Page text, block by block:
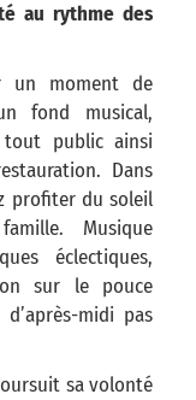
au rythme des
un moment de
fond musical,
tout public ainsi
Dans
profiter du soleil
Musique
éclectiques,
sur le pouce
midi pas
sa volonté